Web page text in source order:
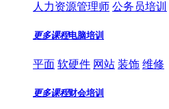
人力资源管理师 公务员培训
更多课程电脑培训
平面 软硬件 网站 装饰 维修
更多课程财会培训